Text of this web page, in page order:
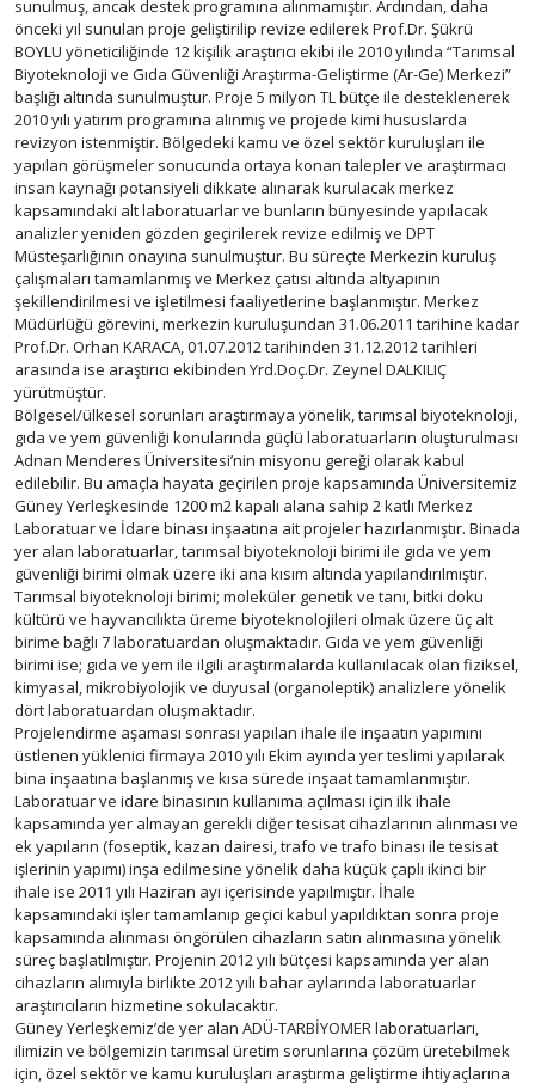
sunulmuş, ancak destek programına alınmamıştır. Ardından, daha
önceki yıl sunulan proje geliştirilip revize edilerek Prof.Dr. Şükrü
BOYLU yöneticiliğinde 12 kişilik araştırıcı ekibi ile 2010 yılında “Tarımsal
Biyoteknoloji ve Gıda Güvenliği Araştırma-Geliştirme (Ar-Ge) Merkezi”
başlığı altında sunulmuştur. Proje 5 milyon TL bütçe ile desteklenerek
2010 yılı yatırım programına alınmış ve projede kimi hususlarda
revizyon istenmiştir. Bölgedeki kamu ve özel sektör kuruluşları ile
yapılan görüşmeler sonucunda ortaya konan talepler ve araştırmacı
insan kaynağı potansiyeli dikkate alınarak kurulacak merkez
kapsamındaki alt laboratuarlar ve bunların bünyesinde yapılacak
analizler yeniden gözden geçirilerek revize edilmiş ve DPT
Müsteşarlığının onayına sunulmuştur. Bu süreçte Merkezin kuruluş
çalışmaları tamamlanmış ve Merkez çatısı altında altyapının
şekillendirilmesi ve işletilmesi faaliyetlerine başlanmıştır. Merkez
Müdürlüğü görevini, merkezin kuruluşundan 31.06.2011 tarihine kadar
Prof.Dr. Orhan KARACA, 01.07.2012 tarihinden 31.12.2012 tarihleri
arasında ise araştırıcı ekibinden Yrd.Doç.Dr. Zeynel DALKILIÇ
yürütmüştür.
Bölgesel/ülkesel sorunları araştırmaya yönelik, tarımsal biyoteknoloji,
gıda ve yem güvenliği konularında güçlü laboratuarların oluşturulması
Adnan Menderes Üniversitesi’nin misyonu gereği olarak kabul
edilebilir. Bu amaçla hayata geçirilen proje kapsamında Üniversitemiz
Güney Yerleşkesinde 1200 m2 kapalı alana sahip 2 katlı Merkez
Laboratuar ve İdare binası inşaatına ait projeler hazırlanmıştır. Binada
yer alan laboratuarlar, tarımsal biyoteknoloji birimi ile gıda ve yem
güvenliği birimi olmak üzere iki ana kısım altında yapılandırılmıştır.
Tarımsal biyoteknoloji birimi; moleküler genetik ve tanı, bitki doku
kültürü ve hayvancılıkta üreme biyoteknolojileri olmak üzere üç alt
birime bağlı 7 laboratuardan oluşmaktadır. Gıda ve yem güvenliği
birimi ise; gıda ve yem ile ilgili araştırmalarda kullanılacak olan fiziksel,
kimyasal, mikrobiyolojik ve duyusal (organoleptik) analizlere yönelik
dört laboratuardan oluşmaktadır.
Projelendirme aşaması sonrası yapılan ihale ile inşaatın yapımını
üstlenen yüklenici firmaya 2010 yılı Ekim ayında yer teslimi yapılarak
bina inşaatına başlanmış ve kısa sürede inşaat tamamlanmıştır.
Laboratuar ve idare binasının kullanıma açılması için ilk ihale
kapsamında yer almayan gerekli diğer tesisat cihazlarının alınması ve
ek yapıların (foseptik, kazan dairesi, trafo ve trafo binası ile tesisat
işlerinin yapımı) inşa edilmesine yönelik daha küçük çaplı ikinci bir
ihale ise 2011 yılı Haziran ayı içerisinde yapılmıştır. İhale
kapsamındaki işler tamamlanıp geçici kabul yapıldıktan sonra proje
kapsamında alınması öngörülen cihazların satın alınmasına yönelik
süreç başlatılmıştır. Projenin 2012 yılı bütçesi kapsamında yer alan
cihazların alımıyla birlikte 2012 yılı bahar aylarında laboratuarlar
araştırıcıların hizmetine sokulacaktır.
Güney Yerleşkemiz’de yer alan ADÜ-TARBİYOMER laboratuarları,
ilimizin ve bölgemizin tarımsal üretim sorunlarına çözüm üretebilmek
için, özel sektör ve kamu kuruluşları araştırma geliştirme ihtiyaçlarına